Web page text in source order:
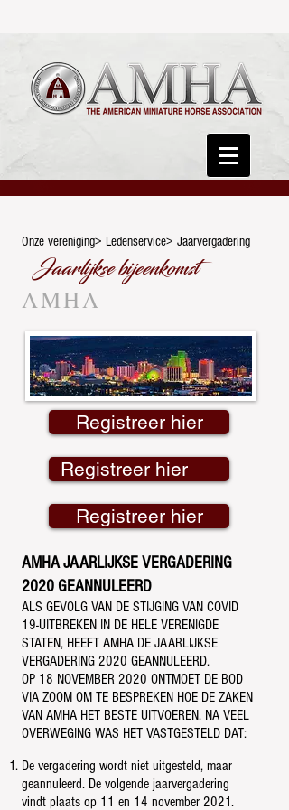
Onze vereniging> Ledenservice> Jaarvergadering
Jaarlijkse bijeenkomst
AMHA
Registreer hier
Registreer hier
Registreer hier
AMHA JAARLIJKSE VERGADERING
2020 GEANNULEERD
ALS GEVOLG VAN DE STIJGING VAN COVID
19-UITBREKEN IN DE HELE VERENIGDE
STATEN, HEEFT AMHA DE JAARLIJKSE
VERGADERING 2020 GEANNULEERD.
OP 18 NOVEMBER 2020 ONTMOET DE BOD
VIA ZOOM OM TE BESPREKEN HOE DE ZAKEN
VAN AMHA HET BESTE UITVOEREN. NA VEEL
OVERWEGING WAS HET VASTGESTELD DAT:
De vergadering wordt niet uitgesteld, maar
geannuleerd. De volgende jaarvergadering
vindt plaats op 11 en 14 november 2021.